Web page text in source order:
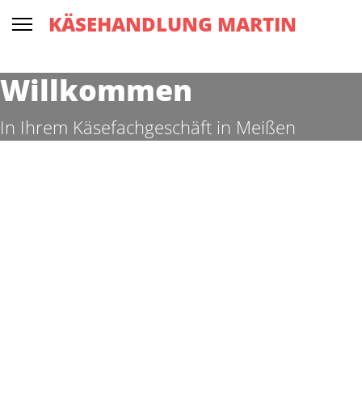
KÄSEHANDLUNG MARTIN
Willkommen
In Ihrem Käsefachgeschäft in Meißen